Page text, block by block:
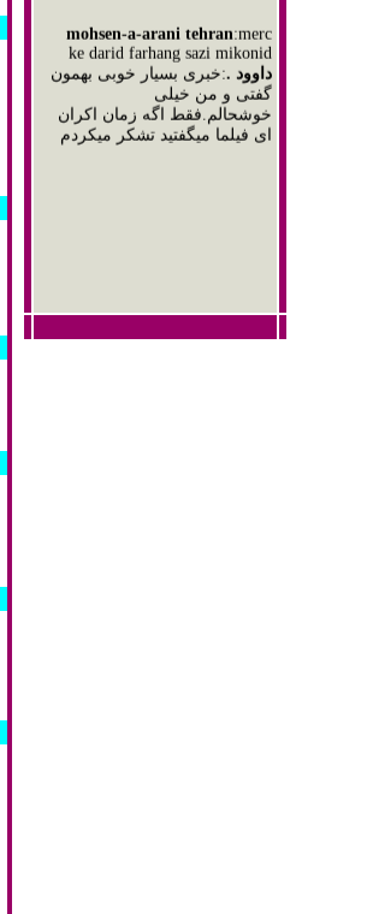
ke darid farhang sazi mikonid
داوود .:خبری بسیار خوبی بهمون
گفتی و من خیلی
خوشحالم.فقط اگه زمان اکران
ای فیلما میگفتید تشکر میکردم